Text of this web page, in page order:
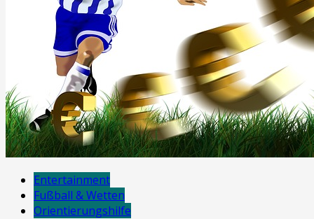
Entertainment
Fußball & Wetten
Orientierungshilfe